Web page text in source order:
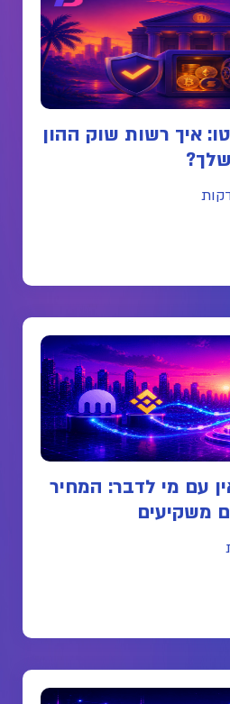
איך רשות שוק ההון
עם מי לדבר: המחיר
משקיעים